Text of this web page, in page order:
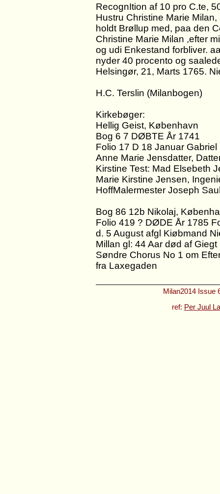
RecognItion af 10 pro C.te,
Hustru Christine Marie
holdt Brøllup med, paa den
Christine Marie Milan ,efter
og udi Enkestand forbliver.
nyder 40 procento og
Helsingør, 21, Marts 1765.
H.C. Terslin (Milanbogen)
Kirkebøger:
Hellig Geist, København
Bog 6 7 DØBTE År 1741
Folio 17 D 18 Januar
Anne Marie Jensdatter,
Kirstine Test: Mad Elsebeth
Marie Kirstine Jensen,
HoffMalermester Joseph
Bog 86 12b Nikolaj,
Folio 419 ? DØDE År 1785
d. 5 August afgl Kiøbmand
Millan gl: 44 Aar død af
Søndre Chorus No 1 om
fra Laxegaden
Milan2014 Issue
ref: Per Juul